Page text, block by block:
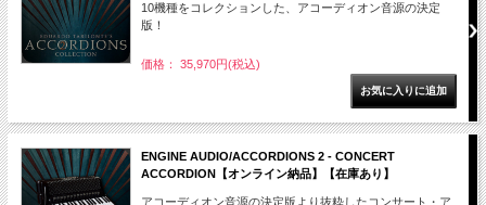
10機種をコレクションした、アコーディオン音源の決定
版！
価格： 35,970円(税込)
ENGINE AUDIO/ACCORDIONS 2 - CONCERT
ACCORDION【オンライン納品】【在庫あり】
アコーディオン音源の決定版より抜粋したコンサート・ア